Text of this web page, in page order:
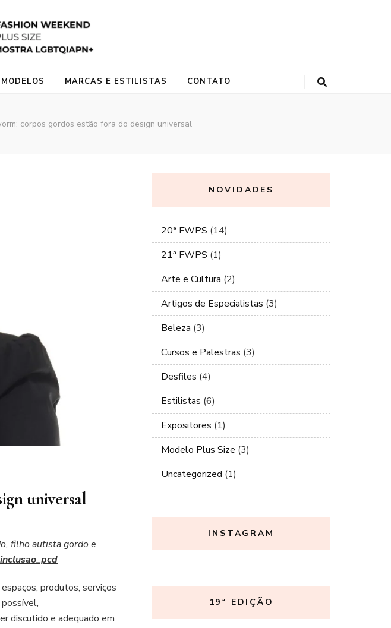
Size
MODELOS MARCAS E ESTILISTAS CONTATO
corpos gordos estão fora do design universal
universal
filho autista gordo e
produtos, serviços
discutido e adequado em
NOVIDADES
20ª FWPS (14)
21ª FWPS (1)
Arte e Cultura (2)
Artigos de Especialistas (3)
Beleza (3)
Cursos e Palestras (3)
Desfiles (4)
Estilistas (6)
Expositores (1)
Modelo Plus Size (3)
Uncategorized (1)
INSTAGRAM
19ª EDIÇÃO